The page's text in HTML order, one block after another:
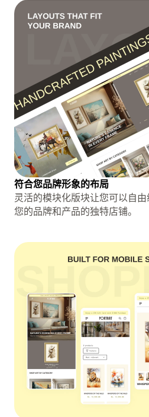
符合您品牌形象的布局
灵活的模块化版块让您可以自
您的品牌和产品的独特店铺。